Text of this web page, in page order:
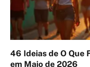
46 Ideias de O Que
em Maio de 2026